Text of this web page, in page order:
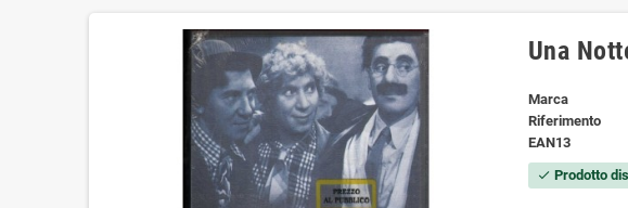
Una
Marca
Riferimento
EAN13
check Prodotto